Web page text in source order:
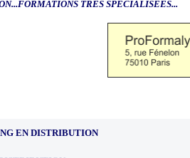
TRES SPECIALISEES...
EN DISTRIBUTION